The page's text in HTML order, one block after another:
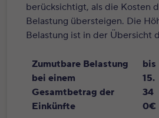
berücksichtigt, als die Kosten
Belastung übersteigen. Die
Belastung ist in der Übersicht
Zumutbare Belastung
bei einem
Gesamtbetrag der
Einkünfte
bis
15.
34
0€